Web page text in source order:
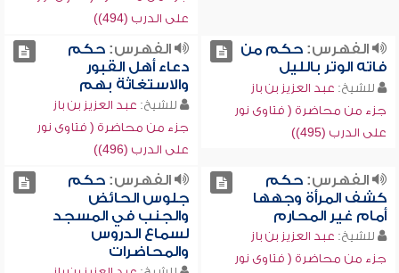
على الدرب (494))
الفهرس:حكم من
فاته الوتر بالليل
للشيخ: عبد العزيز بن باز
جزء من محاضرة ( فتاوى نور
على الدرب (495))
الفهرس:حكم
دعاء أهل القبور
والاستغاثة بهم
للشيخ: عبد العزيز بن باز
جزء من محاضرة ( فتاوى نور
على الدرب (496))
الفهرس:حكم
كشف المرأة وجهها
أمام غير المحارم
للشيخ: عبد العزيز بن باز
جزء من محاضرة ( فتاوى نور
الفهرس:حكم
جلوس الحائض
والجنب في المسجد
لسماع الدروس
والمحاضرات